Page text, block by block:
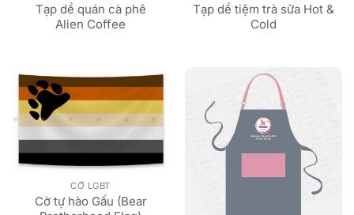
Tạp dề quán cà phê
Alien Coffee
Tạp dề tiệm trà sữa Hot &
Cold
CỜ LGBT
Cờ tự hào Gấu (Bear